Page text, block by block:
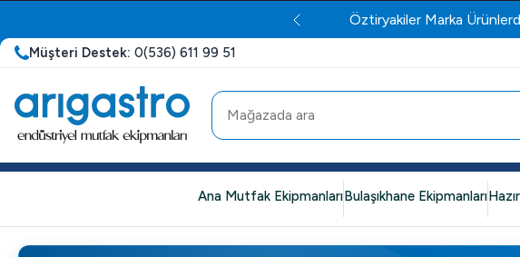
Öztiryakiler Marka
Müşteri Destek: 0(536) 611 99 51
Ana Mutfak EkipmanlarıBulaşıkhane Ekipmanları